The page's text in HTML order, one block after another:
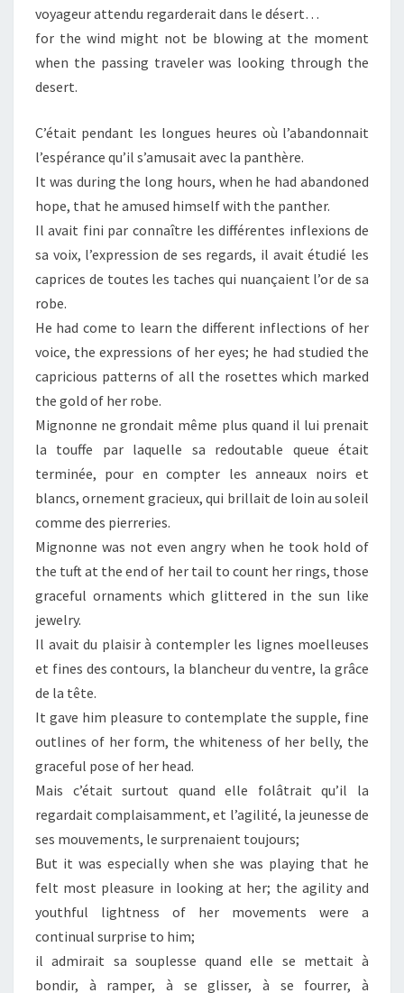
voyageur attendu regarderait dans le désert…
for the wind might not be blowing at the moment
when the passing traveler was looking through the
desert.
C’était pendant les longues heures où l’abandonnait
l’espérance qu’il s’amusait avec la panthère.
It was during the long hours, when he had abandoned
hope, that he amused himself with the panther.
Il avait fini par connaître les différentes inflexions de
sa voix, l’expression de ses regards, il avait étudié les
caprices de toutes les taches qui nuançaient l’or de sa
robe.
He had come to learn the different inflections of her
voice, the expressions of her eyes; he had studied the
capricious patterns of all the rosettes which marked
the gold of her robe.
Mignonne ne grondait même plus quand il lui prenait
la touffe par laquelle sa redoutable queue était
terminée, pour en compter les anneaux noirs et
blancs, ornement gracieux, qui brillait de loin au soleil
comme des pierreries.
Mignonne was not even angry when he took hold of
the tuft at the end of her tail to count her rings, those
graceful ornaments which glittered in the sun like
jewelry.
Il avait du plaisir à contempler les lignes moelleuses
et fines des contours, la blancheur du ventre, la grâce
de la tête.
It gave him pleasure to contemplate the supple, fine
outlines of her form, the whiteness of her belly, the
graceful pose of her head.
Mais c’était surtout quand elle folâtrait qu’il la
regardait complaisamment, et l’agilité, la jeunesse de
ses mouvements, le surprenaient toujours;
But it was especially when she was playing that he
felt most pleasure in looking at her; the agility and
youthful lightness of her movements were a
continual surprise to him;
il admirait sa souplesse quand elle se mettait à
bondir, à ramper, à se glisser, à se fourrer, à